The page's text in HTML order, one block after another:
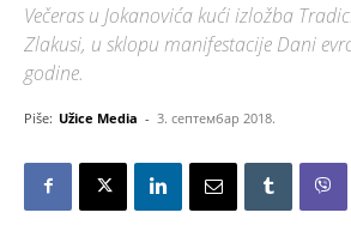
Večeras u Jokanovića kući izložba
Zlakusi, u sklopu manifestacije Dani
godine.
Piše: Užice Media - 3. септембар 2018.